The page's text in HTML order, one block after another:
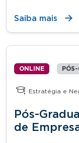
Saiba mais
ONLINE
Estratégia e
Pós-
de